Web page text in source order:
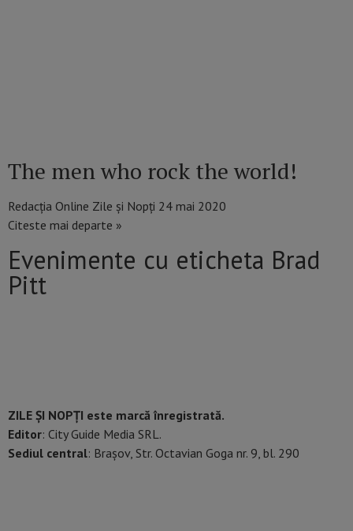
The men who rock the world!
Redacția Online Zile și Nopți 24 mai 2020
Citeste mai departe »
Evenimente cu eticheta Brad
Pitt
ZILE ȘI NOPȚI este marcă înregistrată.
Editor: City Guide Media SRL.
Sediul central: Brașov, Str. Octavian Goga nr. 9, bl. 290